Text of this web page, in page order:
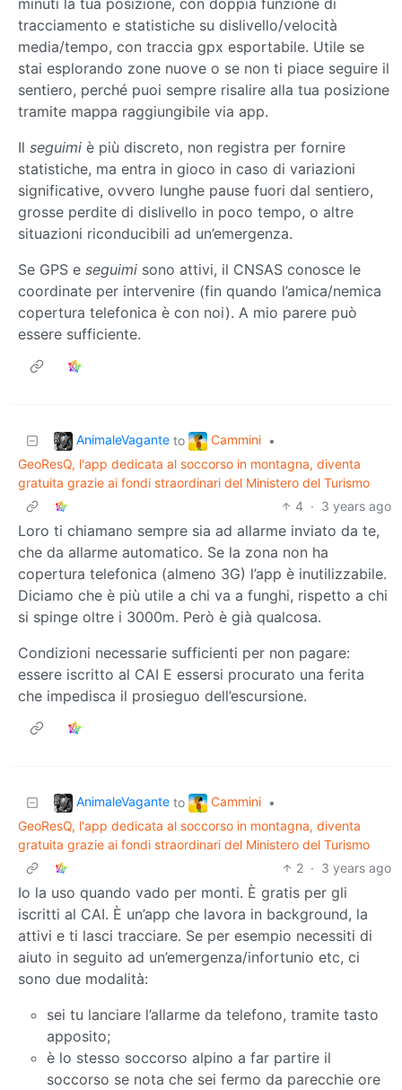
minuti la tua posizione, con doppia funzione di
tracciamento e statistiche su dislivello/velocità
media/tempo, con traccia gpx esportabile. Utile se
stai esplorando zone nuove o se non ti piace seguire il
sentiero, perché puoi sempre risalire alla tua posizione
tramite mappa raggiungibile via app.
Il seguimi è più discreto, non registra per fornire
statistiche, ma entra in gioco in caso di variazioni
significative, ovvero lunghe pause fuori dal sentiero,
grosse perdite di dislivello in poco tempo, o altre
situazioni riconducibili ad un’emergenza.
Se GPS e seguimi sono attivi, il CNSAS conosce le
coordinate per intervenire (fin quando l’amica/nemica
copertura telefonica è con noi). A mio parere può
essere sufficiente.
AnimaleVagante to Cammini •
GeoResQ, l'app dedicata al soccorso in montagna, diventa
gratuita grazie ai fondi straordinari del Ministero del Turismo
4 · 3 years ago
Loro ti chiamano sempre sia ad allarme inviato da te,
che da allarme automatico. Se la zona non ha
copertura telefonica (almeno 3G) l’app è inutilizzabile.
Diciamo che è più utile a chi va a funghi, rispetto a chi
si spinge oltre i 3000m. Però è già qualcosa.
Condizioni necessarie sufficienti per non pagare:
essere iscritto al CAI E essersi procurato una ferita
che impedisca il prosieguo dell’escursione.
AnimaleVagante to Cammini •
GeoResQ, l'app dedicata al soccorso in montagna, diventa
gratuita grazie ai fondi straordinari del Ministero del Turismo
2 · 3 years ago
Io la uso quando vado per monti. È gratis per gli
iscritti al CAI. È un’app che lavora in background, la
attivi e ti lasci tracciare. Se per esempio necessiti di
aiuto in seguito ad un’emergenza/infortunio etc, ci
sono due modalità:
sei tu lanciare l’allarme da telefono, tramite tasto
apposito;
è lo stesso soccorso alpino a far partire il
soccorso se nota che sei fermo da parecchie ore